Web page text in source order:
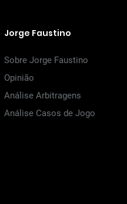
Jorge Faustino
Sobre Jorge Faustino
Opinião
Análise Arbitragens
Análise Casos de Jogo